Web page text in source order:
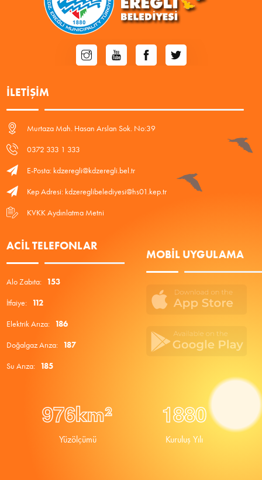
İLETIŞIM
Murtaza Mah. Hasan Arslan Sok. No:39
0372 333 1 333
E-Posta: kdzeregli@kdzeregli.bel.tr
Kep Adresi: kdzereglibelediyesi@hs01.kep.tr
KVKK Aydınlatma Metni
ACIL TELEFONLAR
Alo Zabıta: 153
İtfaiye: 112
Elektrik Arıza: 186
Doğalgaz Arıza: 187
Su Arıza: 185
MOBIL UYGULAMA
976km²
Yüzölçümü
1880
Kuruluş Yılı